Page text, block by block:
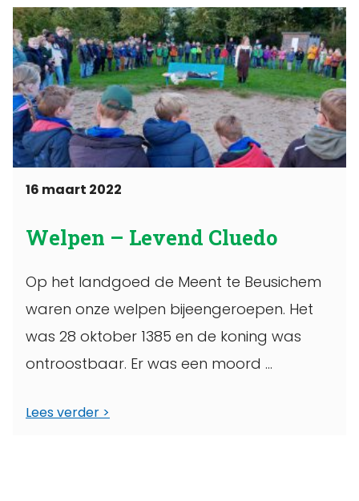
16 maart 2022
Welpen – Levend Cluedo
Op het landgoed de Meent te Beusichem
waren onze welpen bijeengeroepen. Het
was 28 oktober 1385 en de koning was
ontroostbaar. Er was een moord ...
Lees verder